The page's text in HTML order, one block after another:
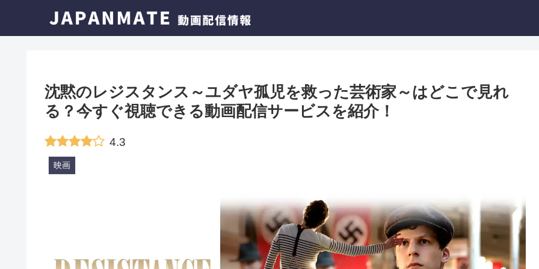
沈黙のレジスタンス～ユダヤ孤児を救った芸術家～はどこで見れ
る？今すぐ視聴できる動画配信サービスを紹介！
4.3
映画